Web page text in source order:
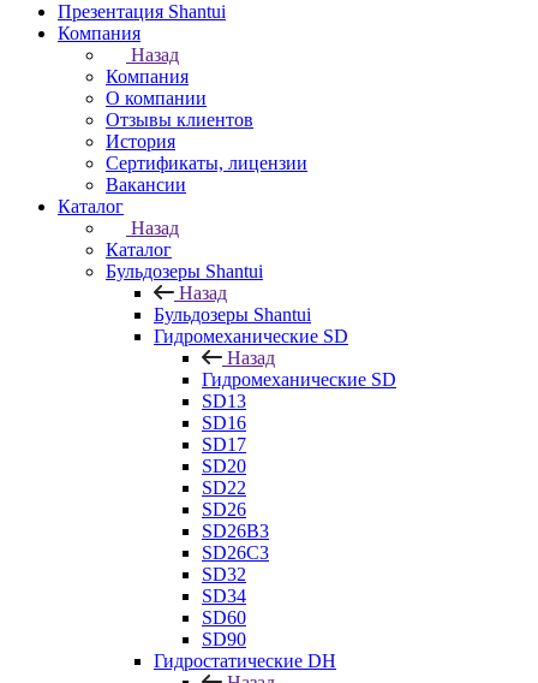
Презентация Shantui
Компания
Назад
Компания
О компании
Отзывы клиентов
История
Сертификаты, лицензии
Вакансии
Каталог
Назад
Каталог
Бульдозеры Shantui
Назад
Бульдозеры Shantui
Гидромеханические SD
Назад
Гидромеханические SD
SD13
SD16
SD17
SD20
SD22
SD26
SD26B3
SD26C3
SD32
SD34
SD60
SD90
Гидростатические DH